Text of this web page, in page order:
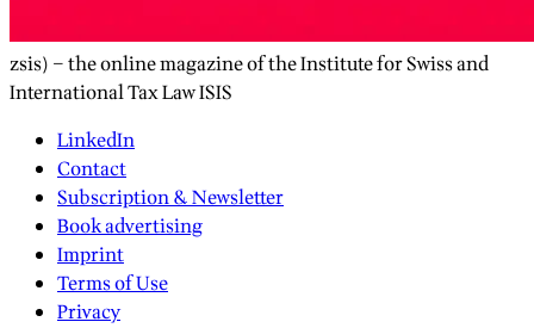
zsis) – the online magazine of the Institute for Swiss and
International Tax Law ISIS
LinkedIn
Contact
Subscription & Newsletter
Book advertising
Imprint
Terms of Use
Privacy